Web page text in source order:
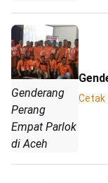
Genderang
Perang
Empat Parlok
di Aceh
Cetak